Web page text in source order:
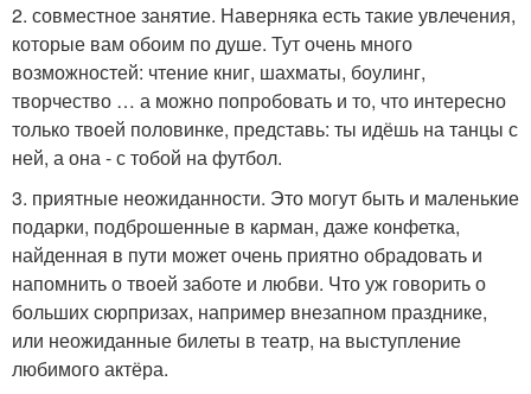
2. совместное занятие. Наверняка есть такие увлечения,
которые вам обоим по душе. Тут очень много
возможностей: чтение книг, шахматы, боулинг,
творчество … а можно попробовать и то, что интересно
только твоей половинке, представь: ты идёшь на танцы с
ней, а она - с тобой на футбол.
3. приятные неожиданности. Это могут быть и маленькие
подарки, подброшенные в карман, даже конфетка,
найденная в пути может очень приятно обрадовать и
напомнить о твоей заботе и любви. Что уж говорить о
больших сюрпризах, например внезапном празднике,
или неожиданные билеты в театр, на выступление
любимого актёра.